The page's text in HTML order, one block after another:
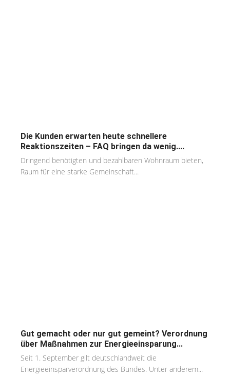
Die Kunden erwarten heute schnellere
Reaktionszeiten – FAQ bringen da wenig....
Dringend benötigten und bezahlbaren Wohnraum bieten,
Raum für eine starke Gemeinschaft...
Gut gemacht oder nur gut gemeint? Verordnung
über Maßnahmen zur Energieeinsparung...
Seit 1. September gilt deutschlandweit die
Energieeinsparverordnung des Bundes. Unter anderem...